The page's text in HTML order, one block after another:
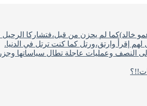
خالد)كما لم يحزن من قبل،فتشاركا الرحيل
إقرأ وارتق،ورتل كما كنت ترتل في الدنيا.
النصف وعمليات عاجلة تطال سياساتها